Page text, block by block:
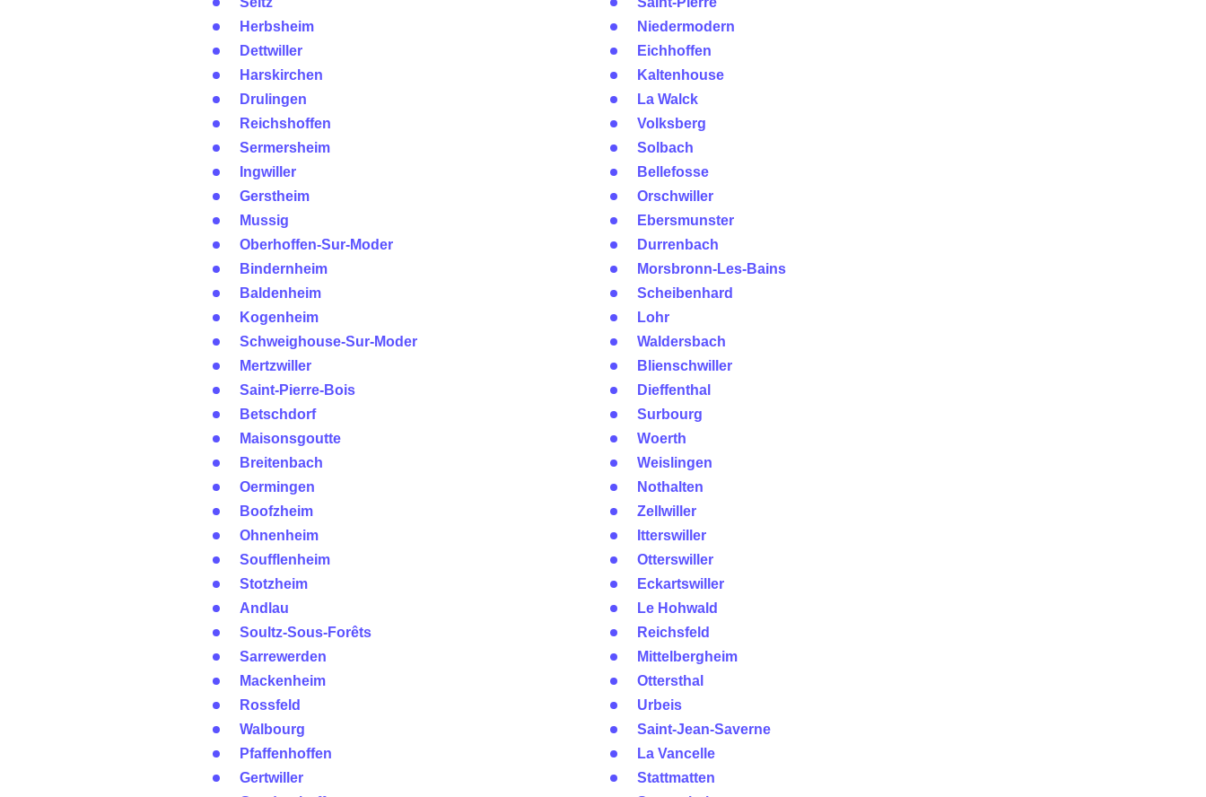
Herbsheim
Dettwiller
Harskirchen
Drulingen
Reichshoffen
Sermersheim
Ingwiller
Gerstheim
Mussig
Oberhoffen-Sur-Moder
Bindernheim
Baldenheim
Kogenheim
Schweighouse-Sur-Moder
Mertzwiller
Saint-Pierre-Bois
Betschdorf
Maisonsgoutte
Breitenbach
Oermingen
Boofzheim
Ohnenheim
Soufflenheim
Stotzheim
Andlau
Soultz-Sous-Forêts
Sarrewerden
Mackenheim
Rossfeld
Walbourg
Pfaffenhoffen
Gertwiller
Niedermodern
Eichhoffen
Kaltenhouse
La Walck
Volksberg
Solbach
Bellefosse
Orschwiller
Ebersmunster
Durrenbach
Morsbronn-Les-Bains
Scheibenhard
Lohr
Waldersbach
Blienschwiller
Dieffenthal
Surbourg
Woerth
Weislingen
Nothalten
Zellwiller
Itterswiller
Otterswiller
Eckartswiller
Le Hohwald
Reichsfeld
Mittelbergheim
Ottersthal
Urbeis
Saint-Jean-Saverne
La Vancelle
Stattmatten